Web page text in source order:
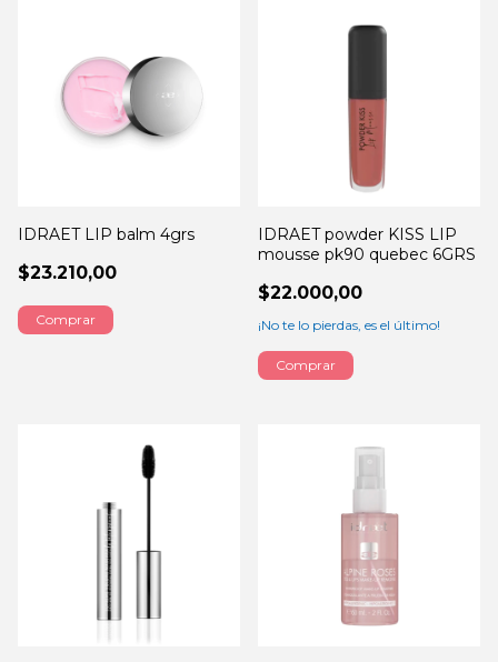
IDRAET LIP balm 4grs
$23.210,00
IDRAET powder KISS LIP
mousse pk90 quebec 6GRS
$22.000,00
¡No te lo pierdas, es el último!